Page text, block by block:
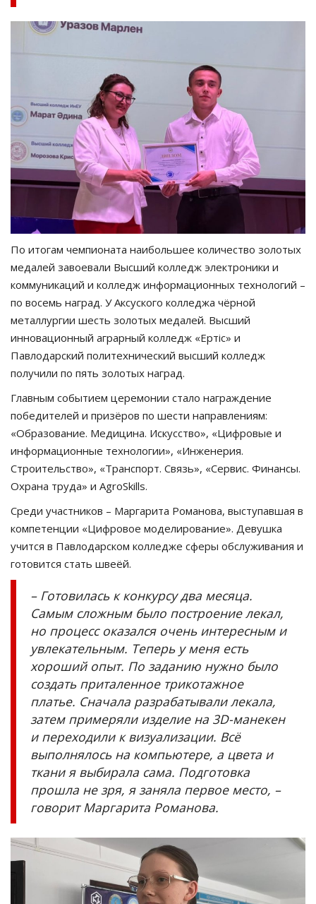
По итогам чемпионата наибольшее количество золотых
медалей завоевали Высший колледж электроники и
коммуникаций и колледж информационных технологий –
по восемь наград. У Аксуского колледжа чёрной
металлургии шесть золотых медалей. Высший
инновационный аграрный колледж «Ертіс» и
Павлодарский политехнический высший колледж
получили по пять золотых наград.
Главным событием церемонии стало награждение
победителей и призёров по шести направлениям:
«Образование. Медицина. Искусство», «Цифровые и
информационные технологии», «Инженерия.
Строительство», «Транспорт. Связь», «Сервис. Финансы.
Охрана труда» и AgroSkills.
Среди участников – Маргарита Романова, выступавшая в
компетенции «Цифровое моделирование». Девушка
учится в Павлодарском колледже сферы обслуживания и
готовится стать швеёй.
– Готовилась к конкурсу два месяца.
Самым сложным было построение лекал,
но процесс оказался очень интересным и
увлекательным. Теперь у меня есть
хороший опыт. По заданию нужно было
создать приталенное трикотажное
платье. Сначала разрабатывали лекала,
затем примеряли изделие на 3D-манекен
и переходили к визуализации. Всё
выполнялось на компьютере, а цвета и
ткани я выбирала сама. Подготовка
прошла не зря, я заняла первое место, –
говорит Маргарита Романова.